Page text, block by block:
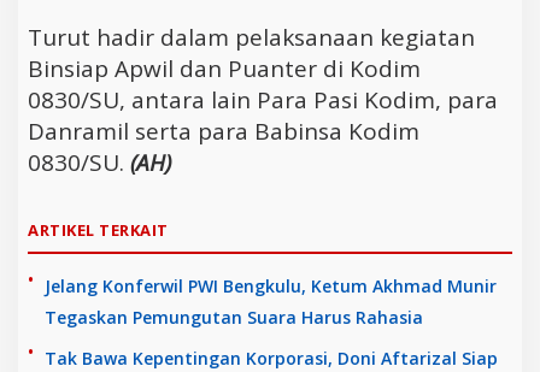
Turut hadir dalam pelaksanaan kegiatan
Binsiap Apwil dan Puanter di Kodim
0830/SU, antara lain Para Pasi Kodim, para
Danramil serta para Babinsa Kodim
0830/SU. (AH)
ARTIKEL TERKAIT
Jelang Konferwil PWI Bengkulu, Ketum Akhmad Munir
Tegaskan Pemungutan Suara Harus Rahasia
Tak Bawa Kepentingan Korporasi, Doni Aftarizal Siap